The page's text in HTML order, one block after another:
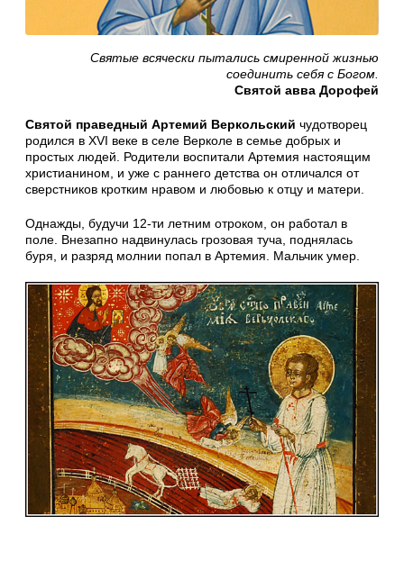
Святые всячески пытались смиренной жизнью
соединить себя с Богом.
Святой авва Дорофей
Святой праведный Артемий Веркольский чудотворец
родился в XVI веке в селе Верколе в семье добрых и
простых людей. Родители воспитали Артемия настоящим
христианином, и уже с раннего детства он отличался от
сверстников кротким нравом и любовью к отцу и матери.
Однажды, будучи 12-ти летним отроком, он работал в
поле. Внезапно надвинулась грозовая туча, поднялась
буря, и разряд молнии попал в Артемия. Мальчик умер.